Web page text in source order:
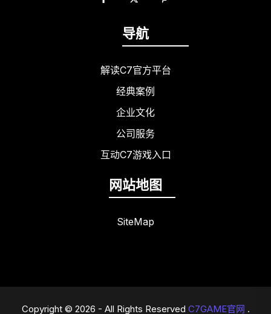
导航
解读C7官方平台
经典案例
企业文化
公司服务
互动C7游戏入口
网站地图
SiteMap
Copyright © 2026 - All Rights Reserved C7GAME官网 .